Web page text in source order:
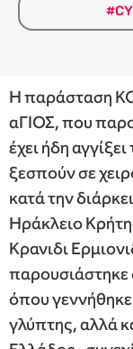
Η παράσταση
αΓΙΟΣ, που
έχει ήδη
ξεσπούν σε
κατά την
Ηράκλειο
Κρανιδι
παρουσιάστηκε
όπου
γλύπτης, αλλά